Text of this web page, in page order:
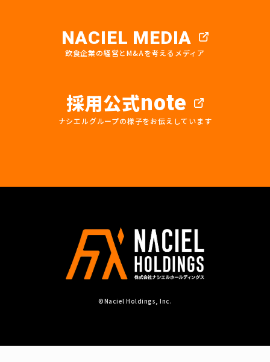
NACIEL MEDIA
飲食企業の経営とM&Aを考えるメディア
採用公式note
ナシエルグループの様子をお伝えしています
©Naciel Holdings, Inc.